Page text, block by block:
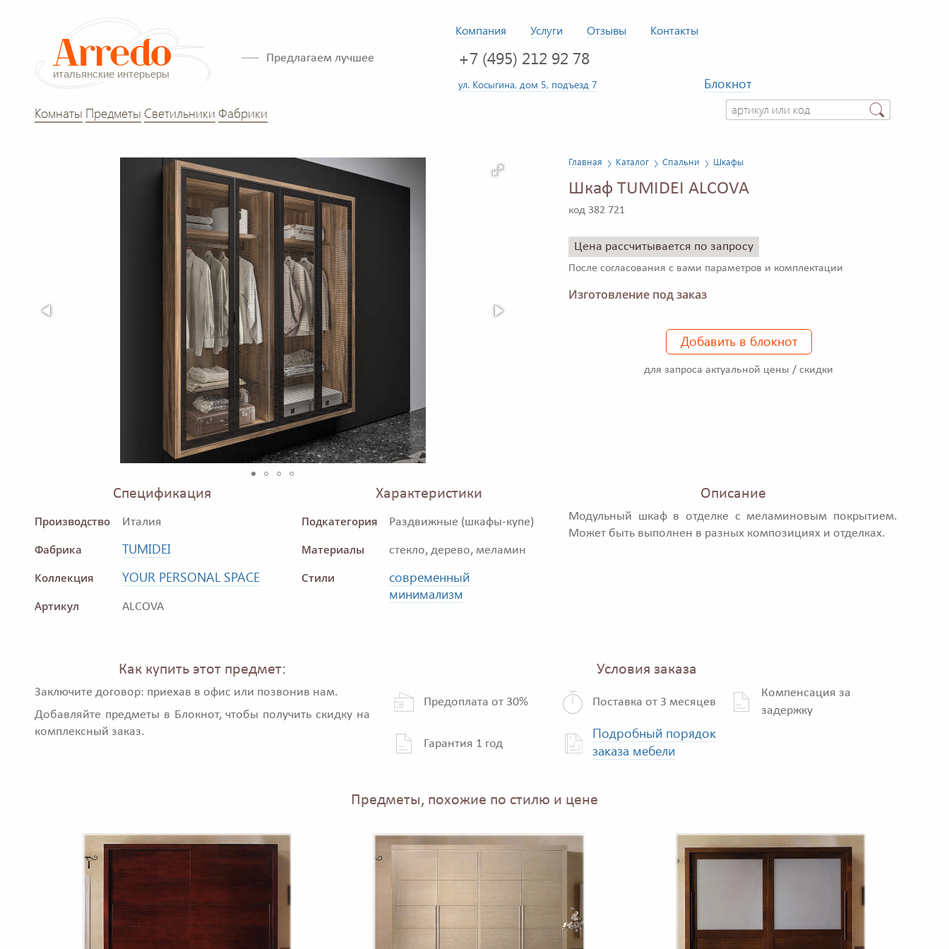
Компания Услуги Отзывы Контакты
Предлагаем лучшее +7 (495) 212 92 78
ул. Косыгина, дом 5, подъезд 7
Блокнот
Комнаты Предметы Светильники Фабрики
Главная Каталог Спальни Шкафы
Шкаф TUMIDEI ALCOVA
код 382 721
Цена рассчитывается по запросу
После согласования с вами параметров и комплектации
Изготовление под заказ
Добавить в блокнот
для запроса актуальной цены / скидки
Спецификация
Производство Италия
Фабрика TUMIDEI
Коллекция YOUR PERSONAL SPACE
Артикул ALCOVA
Характеристики
Подкатегория Раздвижные (шкафы-купе)
Материалы стекло, дерево, меламин
Стили
современный
минимализм
Описание
Модульный шкаф в отделке с меламиновым покрытием.
Может быть выполнен в разных композициях и отделках.
Как купить этот предмет:
Заключите договор: приехав в офис или позвонив нам.
Добавляйте предметы в Блокнот, чтобы получить скидку на
комплексный заказ.
Условия заказа
Предоплата от 30% Поставка от 3 месяцев
Компенсация за
задержку
Гарантия 1 год
Подробный порядок
заказа мебели
Предметы, похожие по стилю и цене